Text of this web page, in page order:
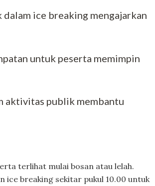
ice breaking mengajarkan
untuk peserta memimpin
aktivitas publik membantu
terlihat mulai bosan atau lelah.
ice breaking sekitar pukul 10.00 untuk